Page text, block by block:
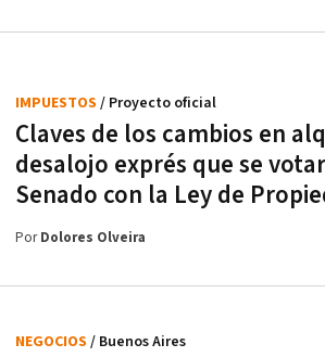
Claves de los cambios en
desalojo exprés que se
Senado con la Ley de
IMPUESTOS / Proyecto oficial
PorDolores Olveira
NEGOCIOS / Buenos Aires